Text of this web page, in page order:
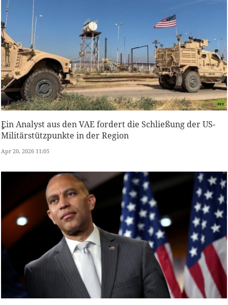
ٍٍEin Analyst aus den VAE fordert die Schließung der US-
Militärstützpunkte in der Region
Apr 20, 2026 11:05